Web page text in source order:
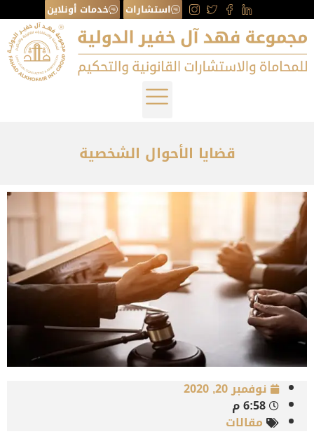
استشارات خدمات أونلاين
قضايا الأحوال الشخصية
نوفمبر 20, 2020
6:58 م
مقالات